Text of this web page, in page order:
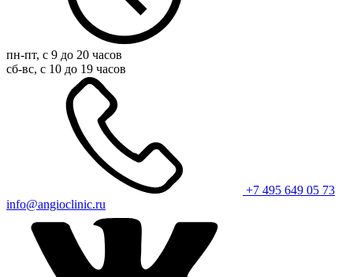
пн-пт, с 9 до 20 часов
сб-вс, с 10 до 19 часов
+7 495 649 05 73
info@angioclinic.ru